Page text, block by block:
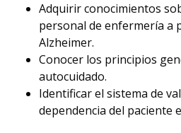
Adquirir conocimientos
personal de enfermería a
Alzheimer.
Conocer los principios
autocuidado.
Identificar el sistema de
dependencia del paciente